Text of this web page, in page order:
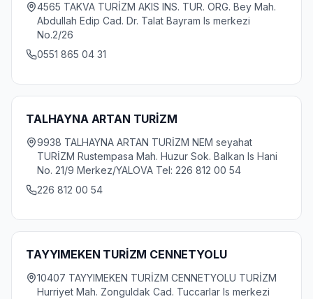
4565 TAKVA TURİZM AKIS INS. TUR. ORG. Bey Mah.
Abdullah Edip Cad. Dr. Talat Bayram Is merkezi
No.2/26
0551 865 04 31
TALHAYNA ARTAN TURİZM
9938 TALHAYNA ARTAN TURİZM NEM seyahat
TURİZM Rustempasa Mah. Huzur Sok. Balkan Is Hani
No. 21/9 Merkez/YALOVA Tel: 226 812 00 54
226 812 00 54
TAYYIMEKEN TURİZM CENNETYOLU
10407 TAYYIMEKEN TURİZM CENNETYOLU TURİZM
Hurriyet Mah. Zonguldak Cad. Tuccarlar Is merkezi